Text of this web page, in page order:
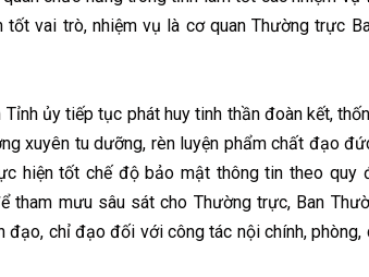
vai trò, nhiệm vụ là cơ quan Thường trực
ủy tiếp tục phát huy tinh thần đoàn kết,
xuyên tu dưỡng, rèn luyện phẩm chất đạo
hiện tốt chế độ bảo mật thông tin theo quy
tham mưu sâu sát cho Thường trực, Ban
đạo, chỉ đạo đối với công tác nội chính,